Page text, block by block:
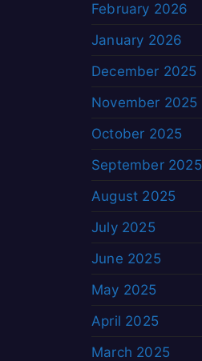
February 2026
January 2026
December 2025
November 2025
October 2025
September 2025
August 2025
July 2025
June 2025
May 2025
April 2025
March 2025